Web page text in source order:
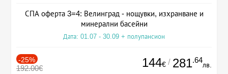
СПА оферта 3=4: Велинград - нощувки, изхранване и
минерални басейни
Дата: 01.07 - 30.09 + полупансион
-25%
192.00€ 144€ / 281.64
лв.